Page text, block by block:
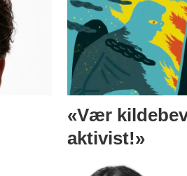
«Vær
aktivist!»